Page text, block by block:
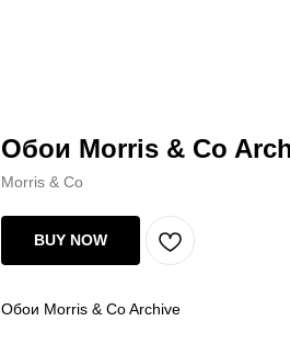
Обои Morris & Co
Morris & Co
BUY NOW
Обои Morris & Co Archive